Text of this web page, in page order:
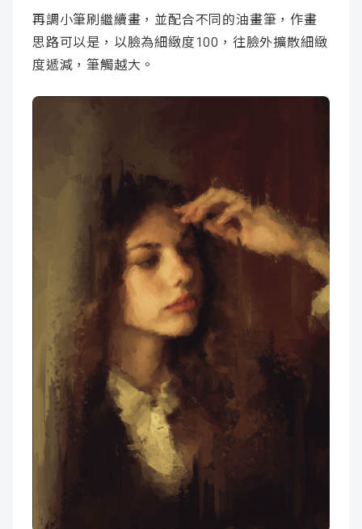
再調小筆刷繼續畫，並配合不同的油畫筆，作畫
思路可以是，以臉為細緻度100，往臉外擴散細緻
度遞減，筆觸越大。